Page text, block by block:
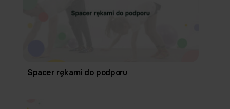
Spacer rękami do podporu